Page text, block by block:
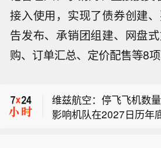
接入使用，实现了债券创建
告发布、承销团组建、网盘
购、订单汇总、定价配售等8项
维兹航空：停飞飞机数
影响机队在2027日历年